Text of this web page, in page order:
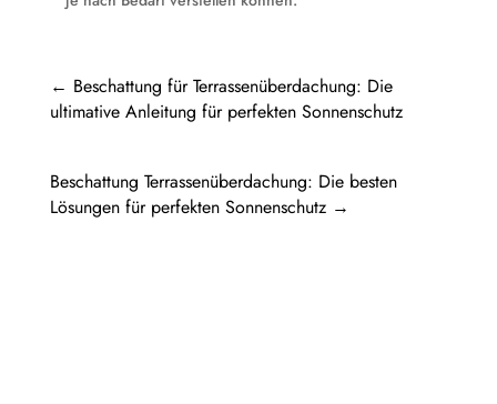
← Beschattung für Terrassenüberdachung: Die
ultimative Anleitung für perfekten Sonnenschutz
Beschattung Terrassenüberdachung: Die besten
Lösungen für perfekten Sonnenschutz→